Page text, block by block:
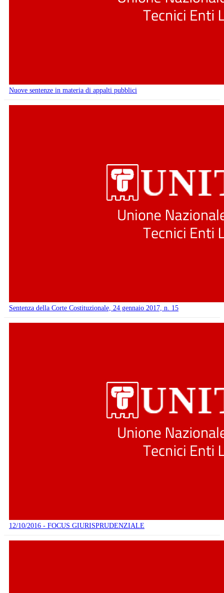
Nuove sentenze in materia di appalti pubblici
Sentenza della Corte Costituzionale, 24 gennaio 2017, n. 15
12/10/2016 - FOCUS GIURISPRUDENZIALE